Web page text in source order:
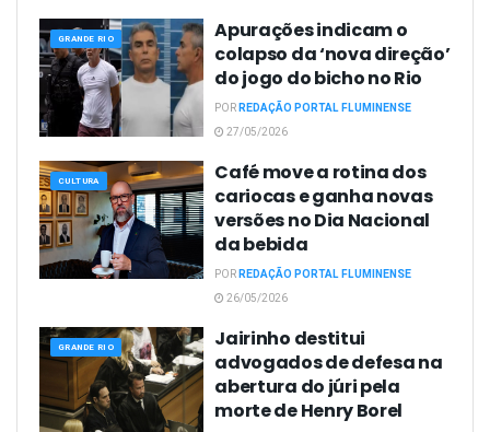
GRANDE RIO
Apurações indicam o
colapso da ‘nova direção’
do jogo do bicho no Rio
PORREDAÇÃO PORTAL FLUMINENSE
27/05/2026
CULTURA
Café move a rotina dos
cariocas e ganha novas
versões no Dia Nacional
da bebida
PORREDAÇÃO PORTAL FLUMINENSE
26/05/2026
GRANDE RIO
Jairinho destitui
advogados de defesa na
abertura do júri pela
morte de Henry Borel